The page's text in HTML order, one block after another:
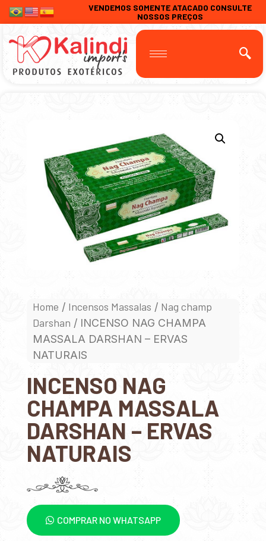
VENDEMOS SOMENTE ATACADO CONSULTE
NOSSOS PREÇOS
Home / Incensos Massalas / Nag champ
Darshan / INCENSO NAG CHAMPA
MASSALA DARSHAN – ERVAS
NATURAIS
INCENSO NAG
CHAMPA MASSALA
DARSHAN – ERVAS
NATURAIS
COMPRAR NO WHATSAPP